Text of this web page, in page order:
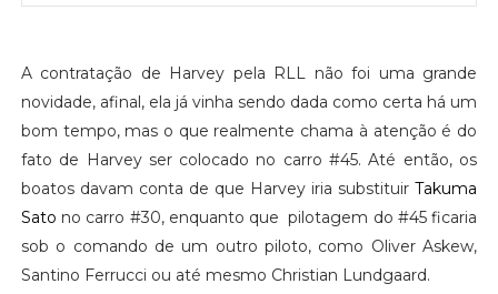
A contratação de Harvey pela RLL não foi uma grande
novidade, afinal, ela já vinha sendo dada como certa há um
bom tempo, mas o que realmente chama à atenção é do
fato de Harvey ser colocado no carro #45. Até então, os
boatos davam conta de que Harvey iria substituirTakuma
Sato no carro #30, enquanto que pilotagem do #45 ficaria
sob o comando de um outro piloto, como Oliver Askew,
Santino Ferrucci ou até mesmo Christian Lundgaard.